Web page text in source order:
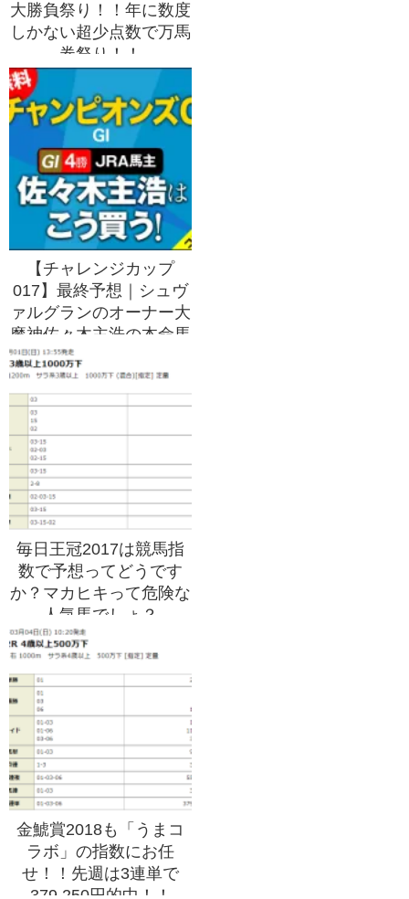
大勝負祭り！！年に数度
しかない超少点数で万馬
券祭り！！
【チャレンジカップ
017】最終予想｜シュヴ
ァルグランのオーナー大
魔神佐々木主浩の本命馬
は！？
毎日王冠2017は競馬指
数で予想ってどうです
か？マカヒキって危険な
人気馬でしょ？
金鯱賞2018も「うまコ
ラボ」の指数にお任
せ！！先週は3連単で